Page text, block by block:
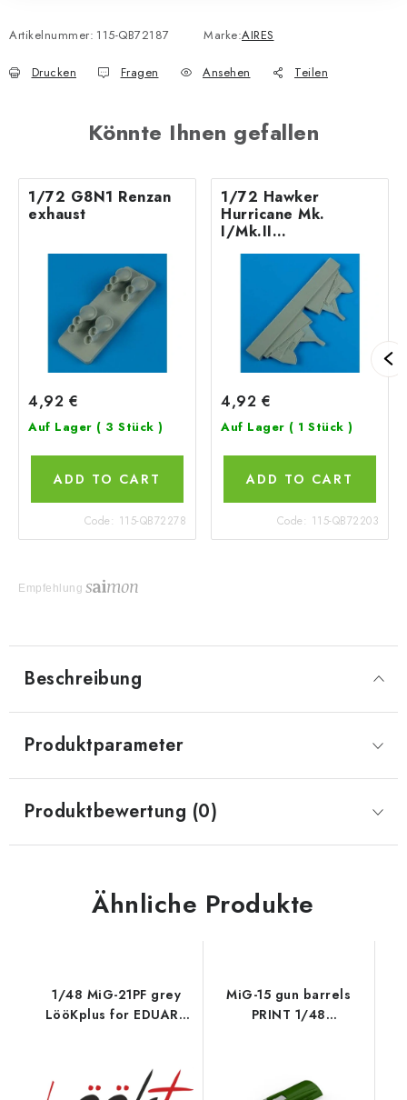
Artikelnummer: 115-QB72187 Marke:AIRES
Drucken Fragen Ansehen Teilen
Könnte Ihnen gefallen
1/72 G8N1 Renzan
exhaust
4,92 €
Auf Lager ( 3 Stück )
ADD TO CART
Code: 115-QB72278
1/72 Hawker
Hurricane Mk.
I/Mk.II
undercarriage co
4,92 €
Auf Lager ( 1 Stück )
ADD TO CART
Code: 115-QB72203
Empfehlung
Beschreibung
Produktparameter
Produktbewertung (0)
Ähnliche Produkte
1/48 MiG-21PF grey
LööKplus for EDUARD
MiG-15 gun barrels
PRINT 1/48